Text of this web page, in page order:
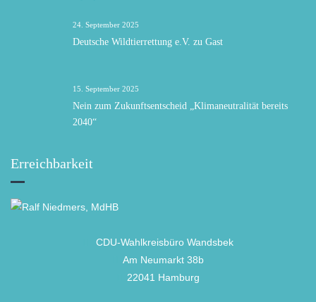
24. September 2025
Deutsche Wildtierrettung e.V. zu Gast
15. September 2025
Nein zum Zukunftsentscheid „Klimaneutralität bereits
2040“
Erreichbarkeit
CDU-Wahlkreisbüro Wandsbek
Am Neumarkt 38b
22041 Hamburg